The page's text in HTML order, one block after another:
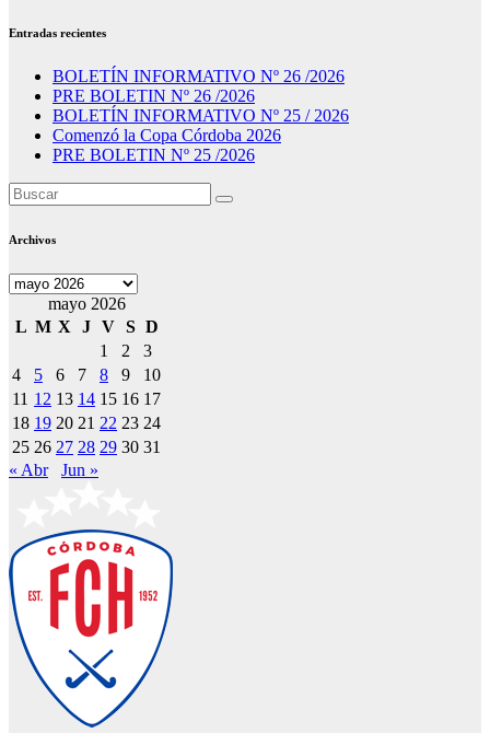
Entradas recientes
BOLETÍN INFORMATIVO Nº 26 /2026
PRE BOLETIN Nº 26 /2026
BOLETÍN INFORMATIVO Nº 25 / 2026
Comenzó la Copa Córdoba 2026
PRE BOLETIN Nº 25 /2026
Archivos
Archivos
mayo 2026
L M X J V S D
1
2
3
4
5 6 7 8 9
10
11 12 13 14 15 16 17
18 19 20 21 22 23 24
25 26 27 28 29 30 31
« Abr
Jun »